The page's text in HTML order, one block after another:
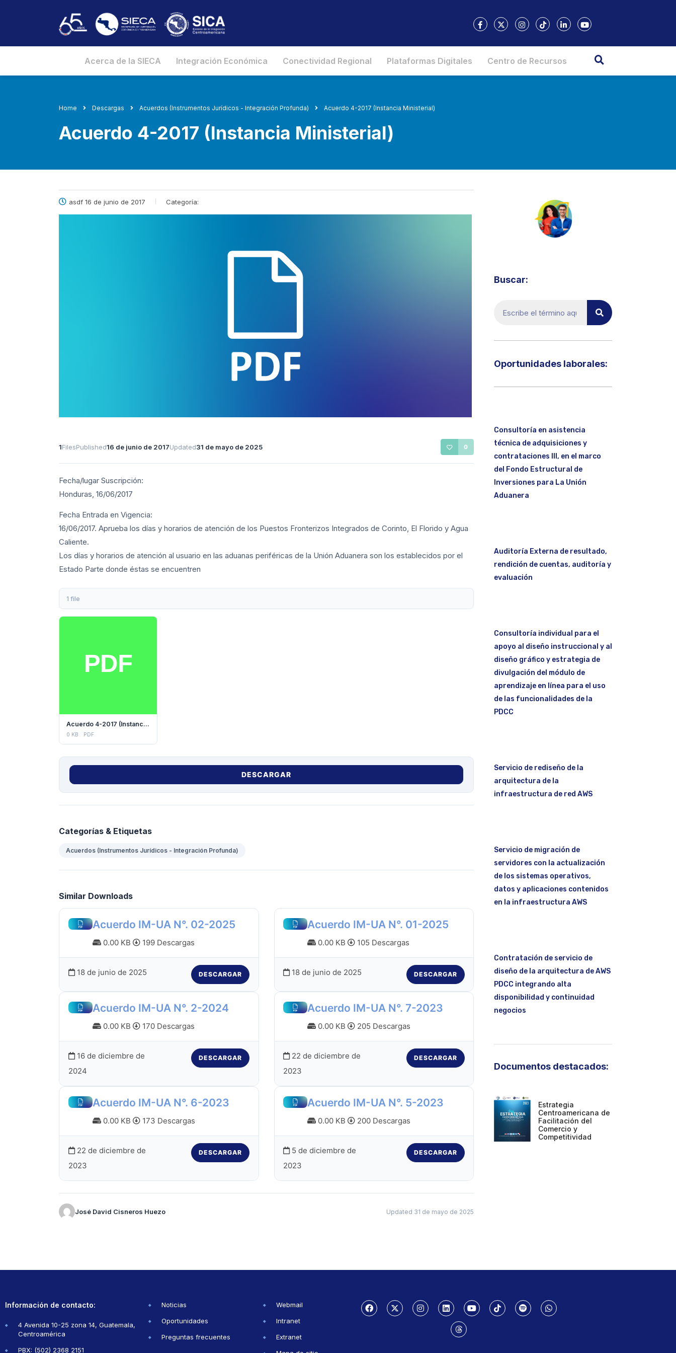
Acerca de la SIECA Integración Económica Conectividad Regional Plataformas Digitales Centro de Recursos
Home Descargas Acuerdos (Instrumentos Jurídicos - Integración Profunda) Acuerdo 4-2017 (Instancia Ministerial)
Acuerdo 4-2017 (Instancia Ministerial)
asdf 16 de junio de 2017 Categoría:
1FilesPublished16 de junio de 2017Updated31 de mayo de 2025 0
Fecha/lugar Suscripción:
Honduras, 16/06/2017
Fecha Entrada en Vigencia:
16/06/2017. Aprueba los días y horarios de atención de los Puestos Fronterizos Integrados de Corinto, El Florido y Agua
Caliente.
Los días y horarios de atención al usuario en las aduanas periféricas de la Unión Aduanera son los establecidos por el
Estado Parte donde éstas se encuentren
1 file
Acuerdo 4-2017 (Instancia Ministerial)
0 KB PDF
DESCARGAR
Categorías & Etiquetas
Acuerdos (Instrumentos Jurídicos - Integración Profunda)
Similar Downloads
Acuerdo IM-UA N°. 02-2025
0.00 KB 199 Descargas
18 de junio de 2025 DESCARGAR
Acuerdo IM-UA N°. 01-2025
0.00 KB 105 Descargas
18 de junio de 2025 DESCARGAR
Acuerdo IM-UA N°. 2-2024
0.00 KB 170 Descargas
16 de diciembre de
2024
DESCARGAR
Acuerdo IM-UA N°. 7-2023
0.00 KB 205 Descargas
22 de diciembre de
2023
DESCARGAR
Acuerdo IM-UA N°. 6-2023
0.00 KB 173 Descargas
22 de diciembre de
2023
DESCARGAR
Acuerdo IM-UA N°. 5-2023
0.00 KB 200 Descargas
5 de diciembre de
2023
DESCARGAR
José David Cisneros Huezo Updated 31 de mayo de 2025
Buscar:
Oportunidades laborales:​
Consultoría en asistencia
técnica de adquisiciones y
contrataciones III, en el marco
del Fondo Estructural de
Inversiones para La Unión
Aduanera
Auditoría Externa de resultado,
rendición de cuentas, auditoría y
evaluación
Consultoría individual para el
apoyo al diseño instruccional y al
diseño gráfico y estrategia de
divulgación del módulo de
aprendizaje en línea para el uso
de las funcionalidades de la
PDCC
Servicio de rediseño de la
arquitectura de la
infraestructura de red AWS
Servicio de migración de
servidores con la actualización
de los sistemas operativos,
datos y aplicaciones contenidos
en la infraestructura AWS
Contratación de servicio de
diseño de la arquitectura de AWS
PDCC integrando alta
disponibilidad y continuidad
negocios
Documentos destacados:
Estrategia
Centroamericana de
Facilitación del
Comercio y
Competitividad
Información de contacto:
4 Avenida 10-25 zona 14, Guatemala,
Centroamérica
PBX: (502) 2368 2151
Noticias
Oportunidades
Preguntas frecuentes
Webmail
Intranet
Extranet